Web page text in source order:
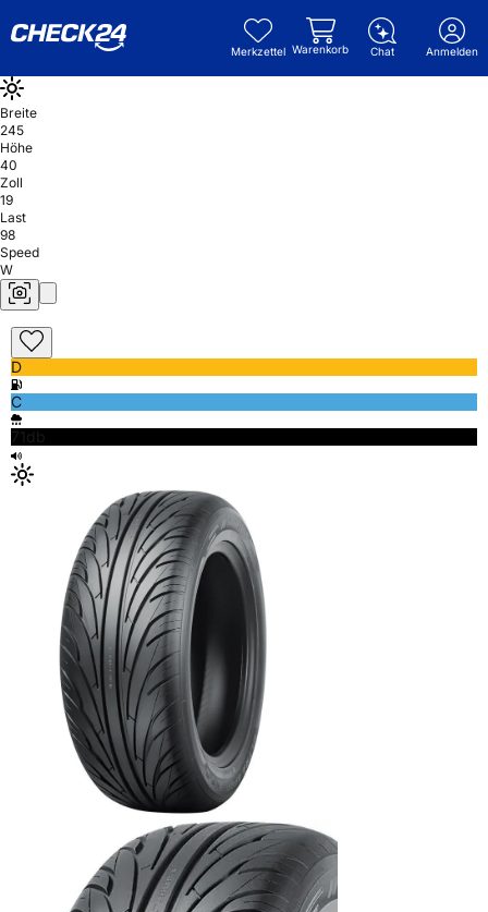
Merkzettel Warenkorb Chat Anmelden
Breite
245
Höhe
40
Zoll
19
Last
98
Speed
W
D
C
71db